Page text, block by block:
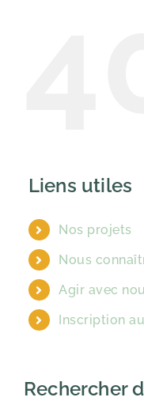
Liens utiles
Nos projets
Nous
Agir avec
Inscription
Rechercher